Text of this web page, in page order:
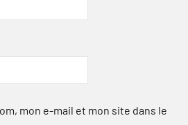
mon e-mail et mon site dans le